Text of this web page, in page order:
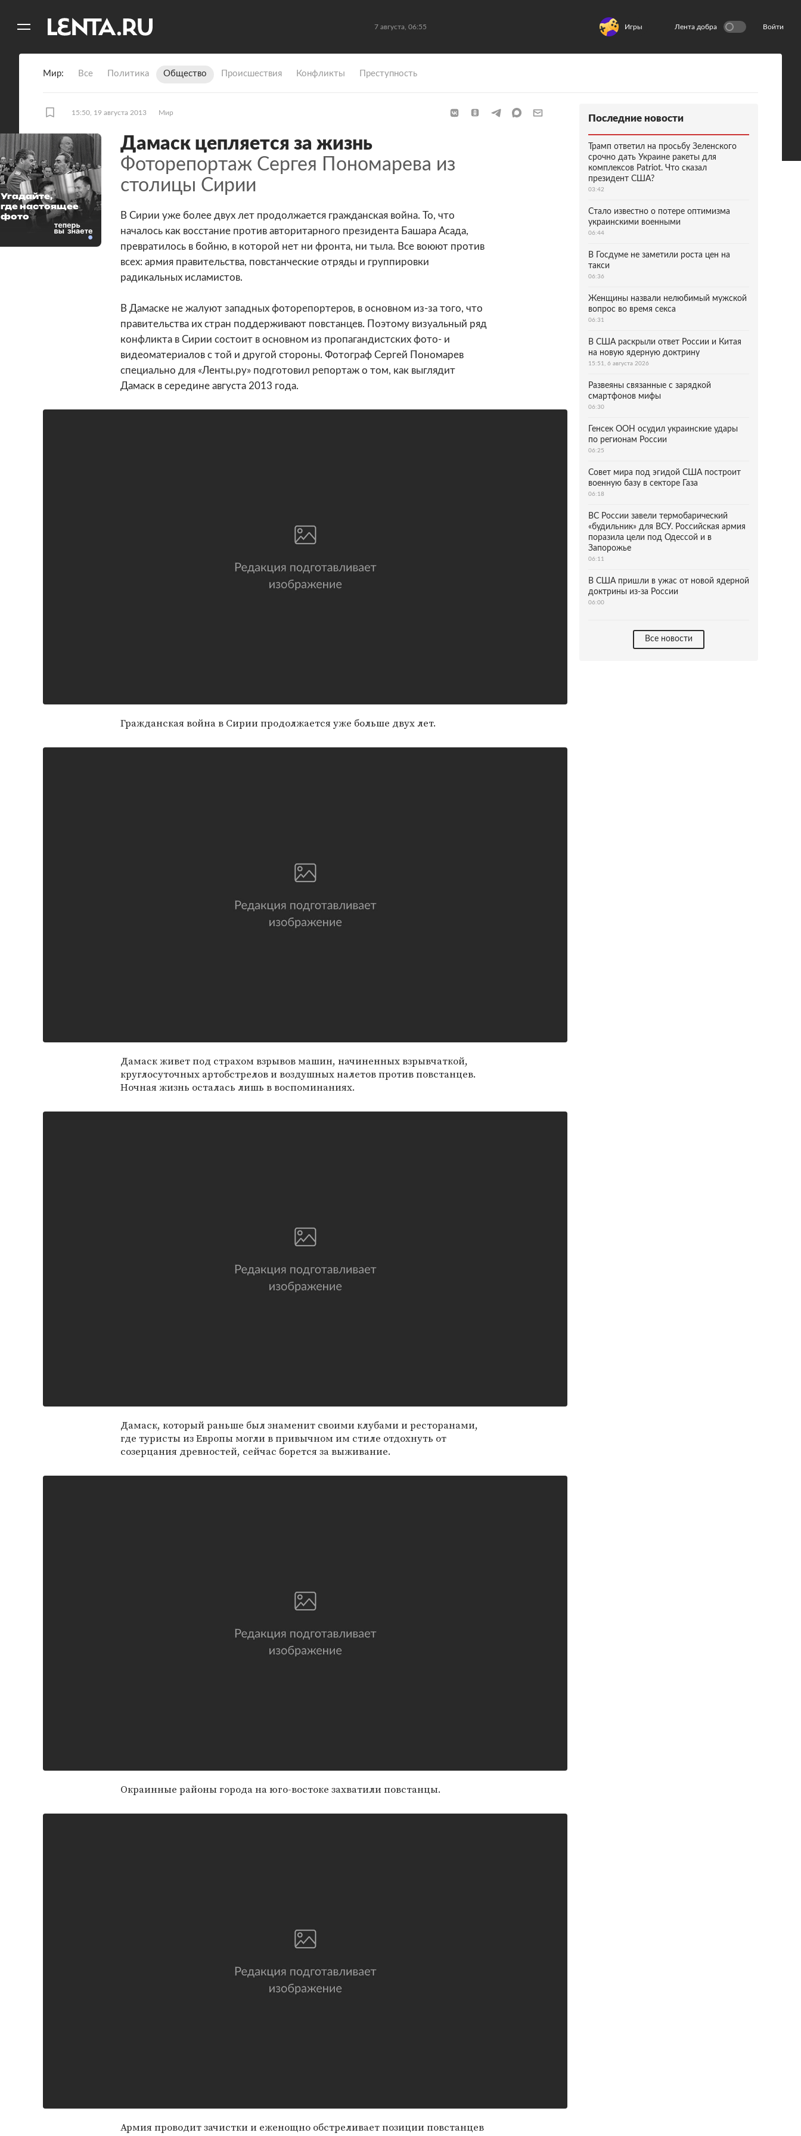
7 августа, 06:55 Игры Лента добра Войти
Мир Все Политика Общество Происшествия Конфликты Преступность
15:50, 19 августа 2013 Мир
Дамаск цепляется за жизнь
Фоторепортаж Сергея Пономарева из
столицы Сирии
21 фото
В Сирии уже более двух лет продолжается гражданская война. То, что
началось как восстание против авторитарного президента Башара Асада,
превратилось в бойню, в которой нет ни фронта, ни тыла. Все воюют против
всех: армия правительства, повстанческие отряды и группировки
радикальных исламистов.
В Дамаске не жалуют западных фоторепортеров, в основном из-за того, что
правительства их стран поддерживают повстанцев. Поэтому визуальный ряд
конфликта в Сирии состоит в основном из пропагандистских фото- и
видеоматериалов с той и другой стороны. Фотограф Сергей Пономарев
специально для «Ленты.ру» подготовил репортаж о том, как выглядит
Дамаск в середине августа 2013 года.
Гражданская война в Сирии продолжается уже больше двух лет.
Дамаск живет под страхом взрывов машин, начиненных взрывчаткой,
круглосуточных артобстрелов и воздушных налетов против повстанцев.
Ночная жизнь осталась лишь в воспоминаниях.
Дамаск, который раньше был знаменит своими клубами и ресторанами,
где туристы из Европы могли в привычном им стиле отдохнуть от
созерцания древностей, сейчас борется за выживание.
Окраинные районы города на юго-востоке захватили повстанцы.
Армия проводит зачистки и еженощно обстреливает позиции повстанцев
Угадайте,
где настоящее
фото
Последние новости
Трамп ответил на просьбу Зеленского
срочно дать Украине ракеты для
комплексов Patriot. Что сказал
президент США?
03:42
Стало известно о потере оптимизма
украинскими военными
06:44
В Госдуме не заметили роста цен на
такси
06:36
Женщины назвали нелюбимый мужской
вопрос во время секса
06:31
В США раскрыли ответ России и Китая
на новую ядерную доктрину
15:51, 6 августа 2026
Развеяны связанные с зарядкой
смартфонов мифы
06:30
Генсек ООН осудил украинские удары
по регионам России
06:25
Совет мира под эгидой США построит
военную базу в секторе Газа
06:18
ВС России завели термобарический
«будильник» для ВСУ. Российская армия
поразила цели под Одессой и в
Запорожье
06:11
В США пришли в ужас от новой ядерной
доктрины из-за России
06:00
Все новости